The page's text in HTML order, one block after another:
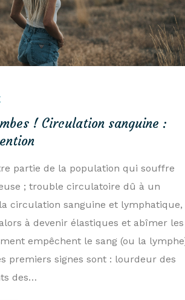
! Circulation sanguine :
partie de la population qui souffre
; trouble circulatoire dû à un
circulation sanguine et lymphatique,
à devenir élastiques et abîmer les
empêchent le sang (ou la
premiers signes sont : lourdeur des
des…